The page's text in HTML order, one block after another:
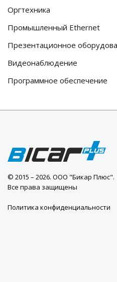
Оргтехника
Промышленный Ethernet
Презентационное
Видеонаблюдение
Программное обеспечение
© 2015 – 2026. ООО "Бикар Плюс".
Все права защищены
Политика конфиденциальности